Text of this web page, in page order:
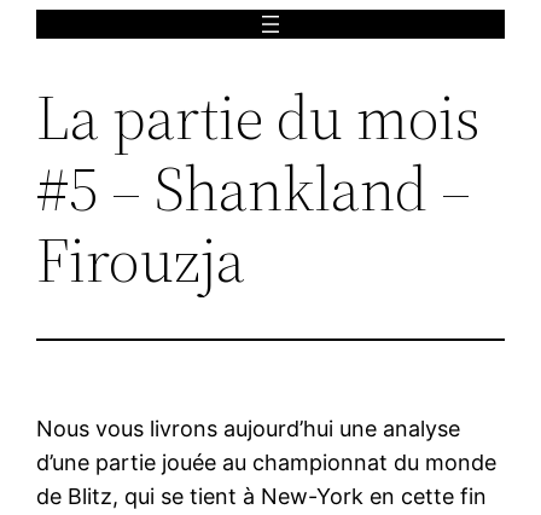
contenu
La partie du mois
#5 – Shankland –
Firouzja
Nous vous livrons aujourd’hui une analyse
d’une partie jouée au championnat du monde
de Blitz, qui se tient à New-York en cette fin